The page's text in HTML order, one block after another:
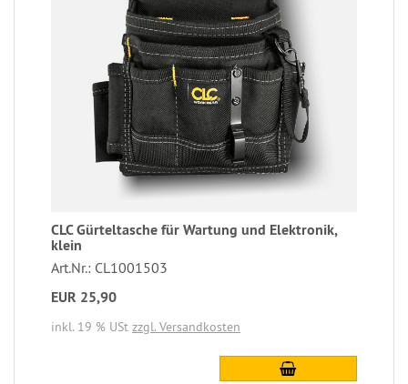
CLC Gürteltasche für Wartung und Elektronik,
klein
Art.Nr.: CL1001503
EUR 25,90
inkl. 19 % USt zzgl. Versandkosten